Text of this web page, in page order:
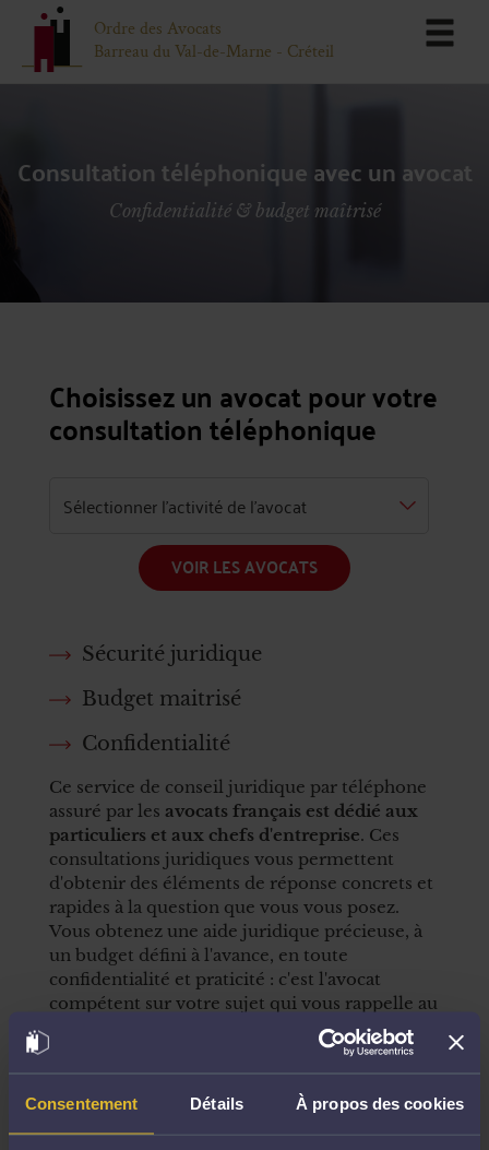
Consentement Détails À propos des cookies
Ordre des Avocats
Barreau du Val-de-Marne - Créteil
Consultation téléphonique avec un avocat
Confidentialité & budget maîtrisé
Choisissez un avocat pour votre
consultation téléphonique
VOIR LES AVOCATS
Sécurité juridique
Budget maitrisé
Confidentialité
Ce service de conseil juridique par téléphone
assuré par les avocats français est dédié aux
particuliers et aux chefs d'entreprise. Ces
consultations juridiques vous permettent
d'obtenir des éléments de réponse concrets et
rapides à la question que vous vous posez.
Vous obtenez une aide juridique précieuse, à
un budget défini à l'avance, en toute
confidentialité et praticité : c'est l'avocat
compétent sur votre sujet qui vous rappelle au
Comment ça marche ?